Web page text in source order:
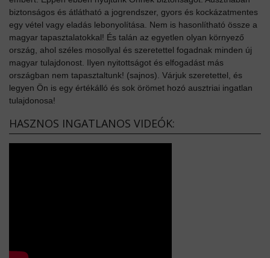
biztonságos és átlátható a jogrendszer, gyors és kockázatmentes
egy vétel vagy eladás lebonyolítása. Nem is hasonlítható össze a
magyar tapasztalatokkal! És talán az egyetlen olyan környező
ország, ahol széles mosollyal és szeretettel fogadnak minden új
magyar tulajdonost. Ilyen nyitottságot és elfogadást más
országban nem tapasztaltunk! (sajnos). Várjuk szeretettel, és
legyen Ön is egy értékálló és sok örömet hozó ausztriai ingatlan
tulajdonosa!
HASZNOS INGATLANOS VIDEÓK: